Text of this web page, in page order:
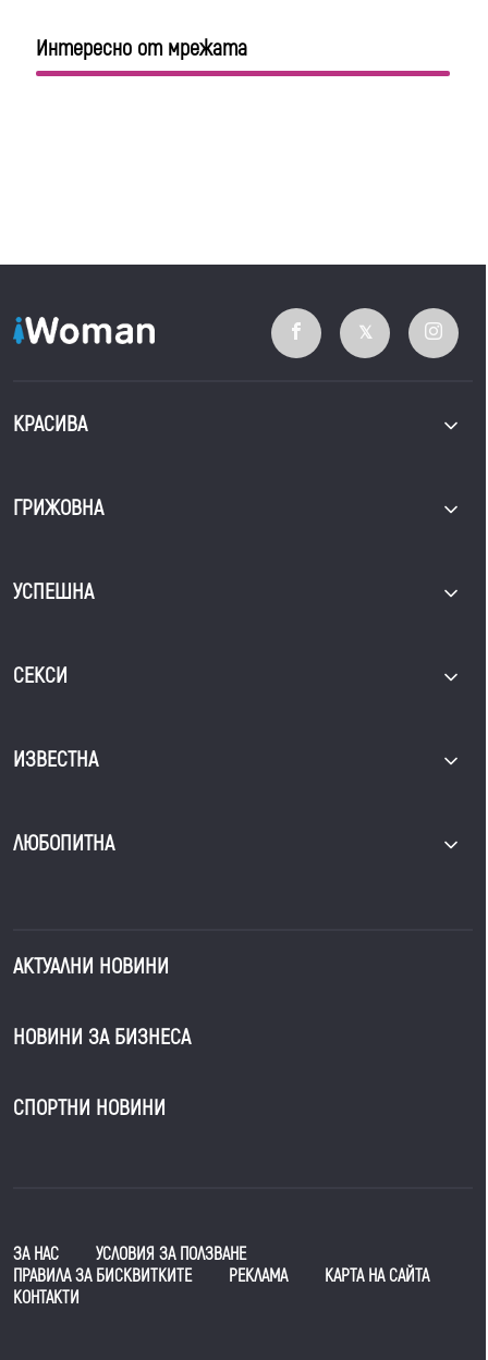
Интересно от мрежата
КРАСИВА
ГРИЖОВНА
УСПЕШНА
СЕКСИ
ИЗВЕСТНА
ЛЮБОПИТНА
АКТУАЛНИ НОВИНИ
НОВИНИ ЗА БИЗНЕСА
СПОРТНИ НОВИНИ
ЗА НАС
УСЛОВИЯ ЗА ПОЛЗВАНЕ
ПРАВИЛА ЗА БИСКВИТКИТЕ
РЕКЛАМА
КАРТА НА САЙТА
КОНТАКТИ